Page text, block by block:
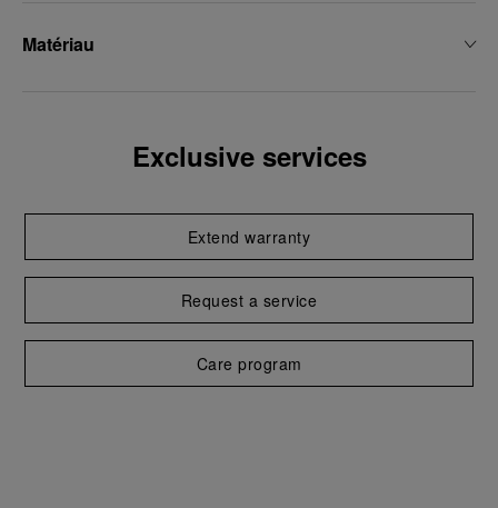
Matériau
Exclusive services
Extend warranty
Request a service
Care program